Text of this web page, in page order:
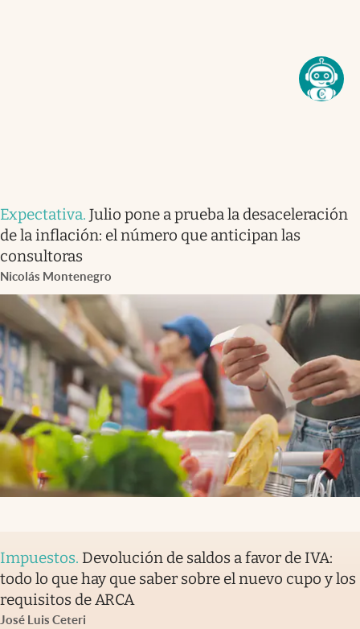
Expectativa. Julio pone a prueba la desaceleración
de la inflación: el número que anticipan las
consultoras
Nicolás Montenegro
Impuestos. Devolución de saldos a favor de IVA:
todo lo que hay que saber sobre el nuevo cupo y los
requisitos de ARCA
José Luis Ceteri